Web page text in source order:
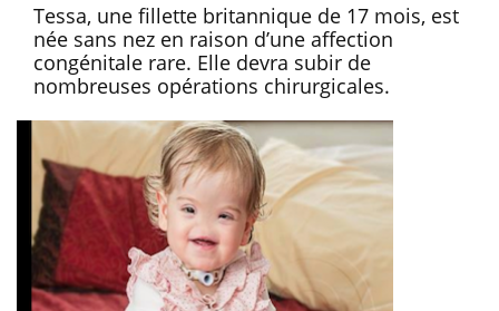
Tessa, une fillette britannique de 17 mois, est
née sans nez en raison d’une affection
congénitale rare. Elle devra subir de
nombreuses opérations chirurgicales.